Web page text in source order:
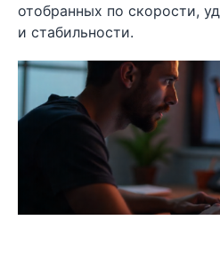
отобранных по скорости,
и стабильности.